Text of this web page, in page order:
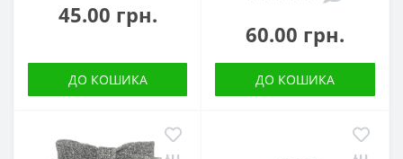
45.00 грн.
ДО КОШИКА
60.00 грн.
ДО КОШИКА